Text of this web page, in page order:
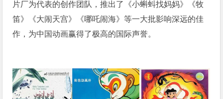
片厂为代表的创作团队，推出了《小蝌蚪找妈妈》《牧
笛》《大闹天宫》《哪吒闹海》等一大批影响深远的佳
作，为中国动画赢得了极高的国际声誉。